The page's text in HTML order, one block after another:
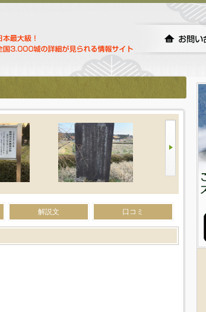
解説文 口コミ